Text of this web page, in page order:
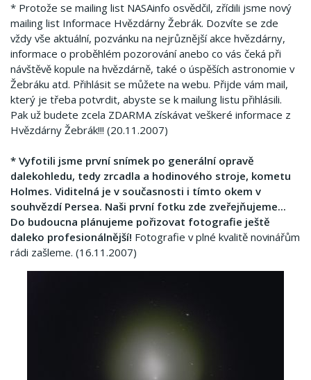
* Protože se mailing list NASAinfo osvědčil, zřídili jsme nový
mailing list Informace Hvězdárny Žebrák. Dozvíte se zde
vždy vše aktuální, pozvánku na nejrůznější akce hvězdárny,
informace o proběhlém pozorování anebo co vás čeká při
návštěvě kopule na hvězdárně, také o úspěších astronomie v
Žebráku atd. Přihlásit se můžete na webu. Přijde vám mail,
který je třeba potvrdit, abyste se k mailung listu přihlásili.
Pak už budete zcela ZDARMA získávat veškeré informace z
Hvězdárny Žebrák!!! (20.11.2007)
* Vyfotili jsme první snímek po generální opravě
dalekohledu, tedy zrcadla a hodinového stroje, kometu
Holmes. Viditelná je v současnosti i tímto okem v
souhvězdí Persea. Naši první fotku zde zveřejňujeme...
Do budoucna plánujeme pořizovat fotografie ještě
daleko profesionálnější! Fotografie v plné kvalitě novinářům
rádi zašleme. (16.11.2007)